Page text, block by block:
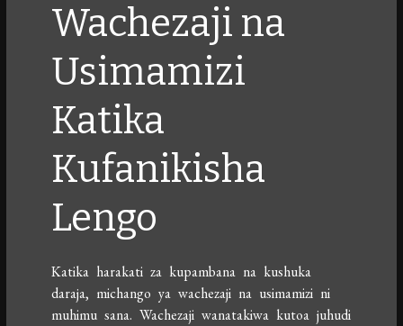
Wachezaji na
Usimamizi
Katika
Kufanikisha
Lengo
Katika harakati za kupambana na kushuka
daraja, michango ya wachezaji na usimamizi ni
muhimu sana. Wachezaji wanatakiwa kutoa juhudi